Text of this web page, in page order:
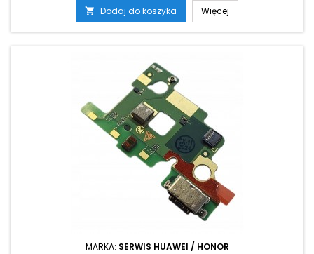
 Dodaj do koszyka Więcej
MARKA: SERWIS HUAWEI / HONOR